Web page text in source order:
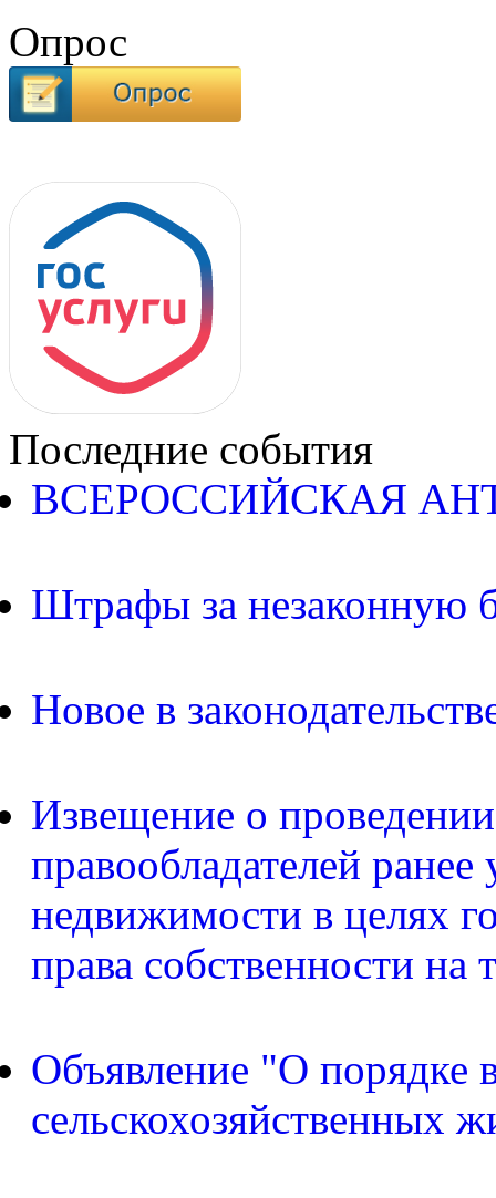
Опрос
Последние события
ВСЕРОССИЙСКАЯ
Штрафы за незаконную
Новое в
Извещение о
правообладателей
недвижимости в целях
права собственности
Объявление "О порядке
сельскохозяйственных